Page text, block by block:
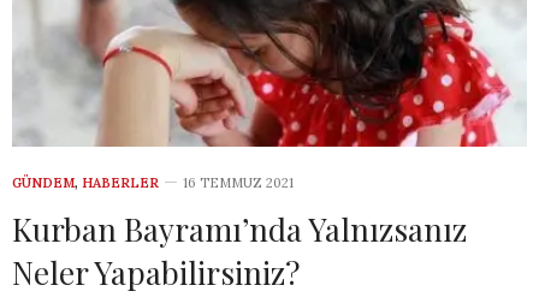
GÜNDEM, HABERLER 16 TEMMUZ 2021
Kurban Bayramı’nda Yalnızsanız
Neler Yapabilirsiniz?